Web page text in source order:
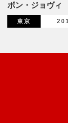
ボン・ジョヴィ
東京